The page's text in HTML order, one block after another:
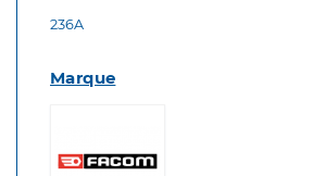
236A
Marque